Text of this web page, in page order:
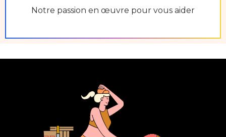
Notre passion en œuvre pour vous aider